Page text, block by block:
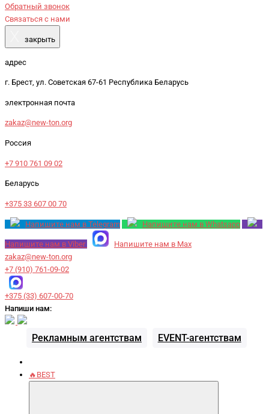
Обратный звонок
Связаться с нами
закрыть
адрес
г. Брест, ул. Советская 67-61 Республика Беларусь
электронная почта
zakaz@new-ton.org
Россия
+7 910 761 09 02
Беларусь
+375 33 607 00 70
Напишите нам в Telegram Напишите нам в Whatsapp
Напишите нам в Viber
Напишите нам в Max
zakaz@new-ton.org
+7 (910) 761-09-02
+375 (33) 607-00-70
Напиши нам:
Рекламным агентствам EVENT-агентствам
🔥BEST